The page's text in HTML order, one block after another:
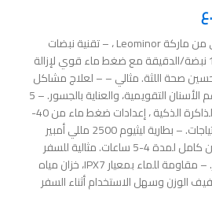
جهاز تنظيف الأسنان المائي من ماركة Leominor ، – تقنية نبضات
المياه المطورة توفر 1300 نبضة/الدقيقة مع ضغط ماء قوي لإزالة
وتحسين صحة اللثة. مثالي – – لعلاج مشاكل
مثل رائحة الفم الكريهة، دعم الأسنان التقويمية، والعناية بالجسور. – 5
أوضاع تنظيف مع وظيفة الذاكرة الذكية ، إعدادات ضغط ماء من 40-
140 PSI تناسب جميع الاحتياجات. – بطارية ليثيوم 2500 مللي أمبير
تدوم 15-30 يومًا بعد شحن كامل لمدة 4-5 ساعات. مثالية للسفر
دون الحاجة للشحن المتكرر. – مقاومة للماء بمعيار IPX7، خزان مياه
خفيف الوزن وسهل الاستخدام أثناء السفر